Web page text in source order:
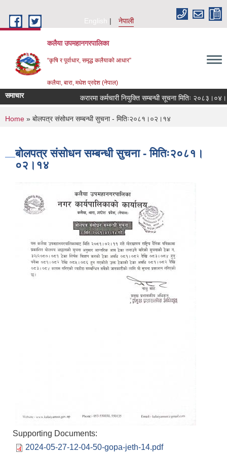
English
नेपाली
कलैया उपमहानगरपालिका
“कृषि र पूर्वाधार, समृद्ध कलैयाको आधार”
कलैया, बारा, मधेश प्रदेश (नेपाल)
समाचार करारमा कर्मचारी नियुक्ति सम्बन्धी सूचना मितिः २०८३।०४।२१
You are here
Home » बोलपत्र संसोधन सम्बन्धी सुचना - मितिः२०८१।०२।१४
बोलपत्र संसोधन सम्बन्धी सुचना - मितिः२०८१।
०२।१४
Supporting Documents:
2024-05-27-12-04-50-gopa-jeth-14.pdf